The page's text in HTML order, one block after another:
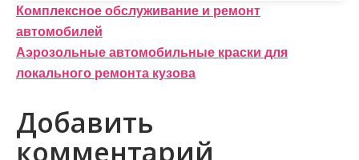
Н
а
в
и
г
Комплексное обслуживание и ремонт
автомобилей
Аэрозольные автомобильные краски для
локального ремонта кузова
Добавить
комментарий